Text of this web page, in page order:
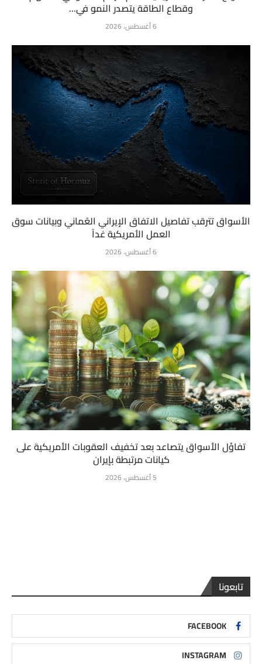
وقطاع الطاقة يتصدر النمو في...
6 أغسطس، 2026
الأسواق تترقب تفاصيل الاتفاق الإيراني العُماني وبيانات سوق
العمل الأمريكية غداً
6 أغسطس، 2026
تفاؤل الأسواق يتصاعد بعد تخفيف العقوبات الأمريكية على
كيانات مرتبطة بإيران
5 أغسطس، 2026
تابعونا
FACEBOOK
INSTAGRAM